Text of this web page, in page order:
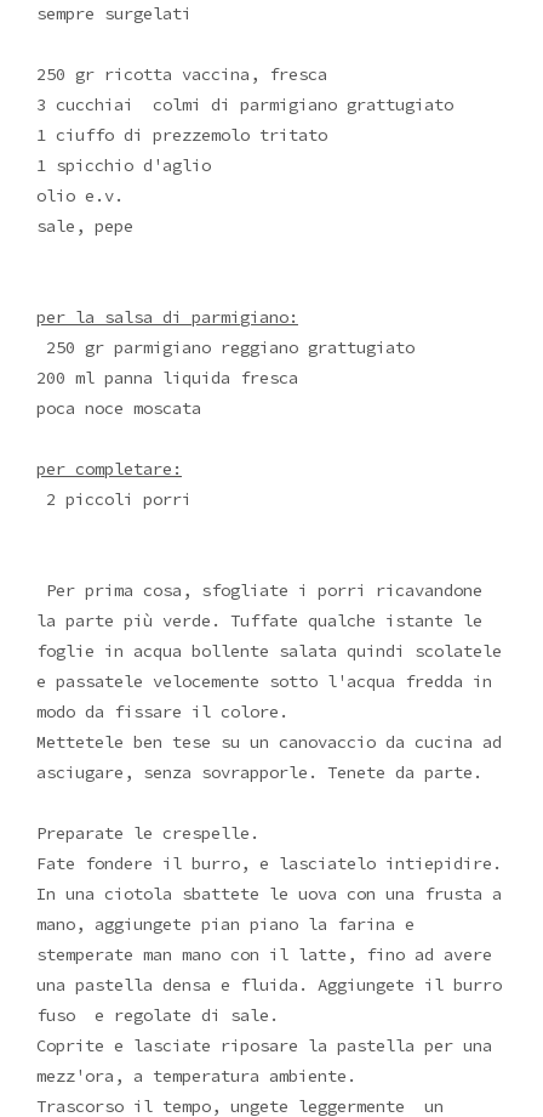
sempre surgelati
250 gr ricotta vaccina, fresca
3 cucchiai colmi di parmigiano grattugiato
1 ciuffo di prezzemolo tritato
1 spicchio d'aglio
olio e.v.
sale, pepe
per la salsa di parmigiano:
250 gr parmigiano reggiano grattugiato
200 ml panna liquida fresca
poca noce moscata
per completare:
2 piccoli porri
Per prima cosa, sfogliate i porri ricavandone
la parte più verde. Tuffate qualche istante le
foglie in acqua bollente salata quindi scolatele
e passatele velocemente sotto l'acqua fredda in
modo da fissare il colore.
Mettetele ben tese su un canovaccio da cucina ad
asciugare, senza sovrapporle. Tenete da parte.
Preparate le crespelle.
Fate fondere il burro, e lasciatelo intiepidire.
In una ciotola sbattete le uova con una frusta a
mano, aggiungete pian piano la farina e
stemperate man mano con il latte, fino ad avere
una pastella densa e fluida. Aggiungete il burro
fuso e regolate di sale.
Coprite e lasciate riposare la pastella per una
mezz'ora, a temperatura ambiente.
Trascorso il tempo, ungete leggermente un